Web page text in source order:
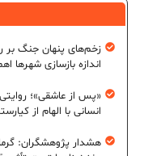
زخم‌های پنهان جنگ بر
اندازه بازسازی شهرها
«پس از عاشقی»؛
انسانی با الهام از
هشدار پژوهشگران: